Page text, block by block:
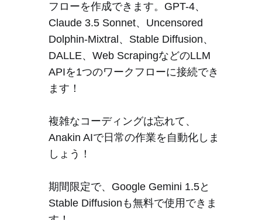
フローを作成できます。GPT-4、
Claude 3.5 Sonnet、Uncensored
Dolphin-Mixtral、Stable Diffusion、
DALLE、Web ScrapingなどのLLM
APIを1つのワークフローに接続でき
ます！
複雑なコーディングは忘れて、
Anakin AIで日常の作業を自動化しま
しょう！
期間限定で、Google Gemini 1.5と
Stable Diffusionも無料で使用できま